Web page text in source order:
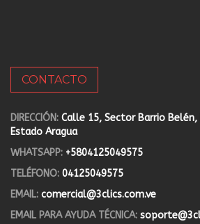
CONTACTO
DIRECCIÓN: Calle 15, Sector Barrio
Estado Aragua
WHATSAPP: +5804125049575
TELÉFONO: 04125049575
EMAIL: comercial@3clics.com.ve
EMAIL PARA AYUDA TÉCNICA: